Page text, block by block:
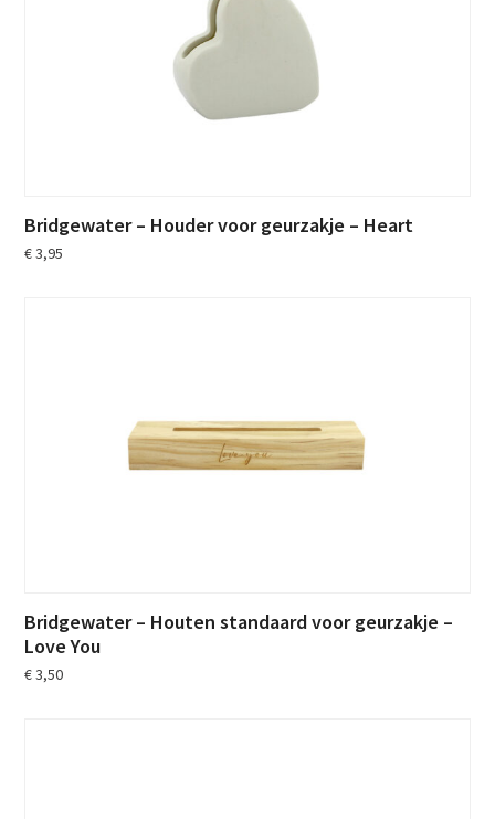
Bridgewater – Houder voor geurzakje – Heart
€3,95
Bridgewater – Houten standaard voor geurzakje –
Love You
€3,50